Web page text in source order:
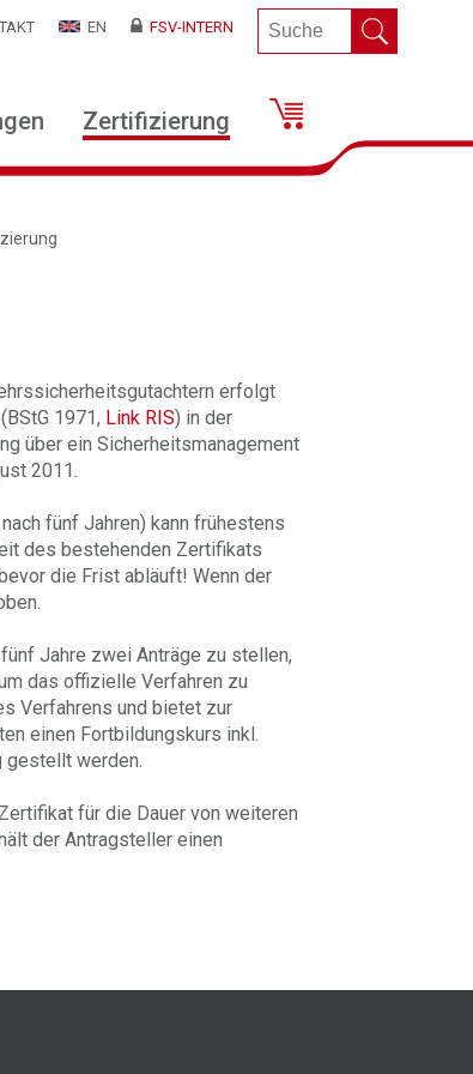
EN FSV-INTERN
Zertifizierung
erfolgt
1971, Link RIS) in der
über ein Sicherheitsmanagement
2011.
fünf Jahren) kann frühestens
des bestehenden Zertifikats
die Frist abläuft! Wenn der
Jahre zwei Anträge zu stellen,
das offizielle Verfahren zu
Verfahrens und bietet zur
einen Fortbildungskurs inkl.
gestellt werden.
für die Dauer von weiteren
der Antragsteller einen